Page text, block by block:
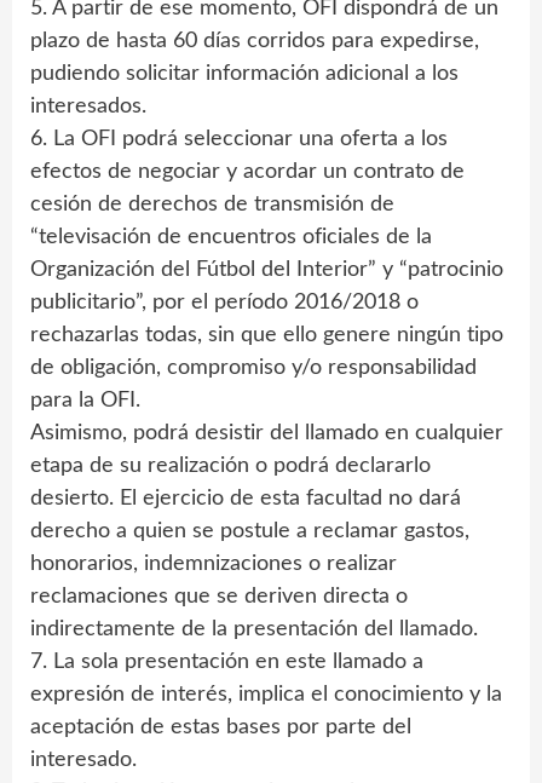
5. A partir de ese momento, OFI dispondrá de un
plazo de hasta 60 días corridos para expedirse,
pudiendo solicitar información adicional a los
interesados.
6. La OFI podrá seleccionar una oferta a los
efectos de negociar y acordar un contrato de
cesión de derechos de transmisión de
“televisación de encuentros oficiales de la
Organización del Fútbol del Interior” y “patrocinio
publicitario”, por el período 2016/2018 o
rechazarlas todas, sin que ello genere ningún tipo
de obligación, compromiso y/o responsabilidad
para la OFI.
Asimismo, podrá desistir del llamado en cualquier
etapa de su realización o podrá declararlo
desierto. El ejercicio de esta facultad no dará
derecho a quien se postule a reclamar gastos,
honorarios, indemnizaciones o realizar
reclamaciones que se deriven directa o
indirectamente de la presentación del llamado.
7. La sola presentación en este llamado a
expresión de interés, implica el conocimiento y la
aceptación de estas bases por parte del
interesado.